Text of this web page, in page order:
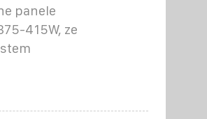
panele
415W, ze